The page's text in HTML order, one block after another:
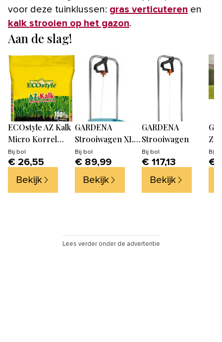
voor deze tuinklussen: gras verticuteren en
kalk strooien op het gazon.
Aan de slag!
ECOstyle AZ Kalk
Micro Korrel
Voor Gazon -
werkt tegen Mos
20 KG
Bij bol
€ 26,55
Bekijk
GARDENA
Strooiwagen XL
Strooikar -
800m2 - 18 Liter
Bij bol
€ 89,99
Bekijk
GARDENA
Strooiwagen
Bij bol
€ 117,13
Bekijk
Bij
€
Lees verder onder de advertentie